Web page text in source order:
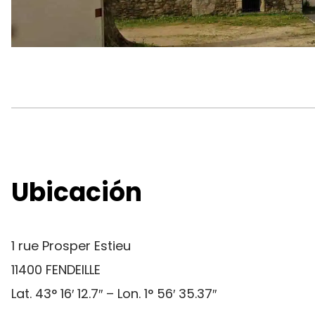
Ubicación
1 rue Prosper Estieu
11400 FENDEILLE
Lat. 43° 16′ 12.7″ – Lon. 1° 56′ 35.37″